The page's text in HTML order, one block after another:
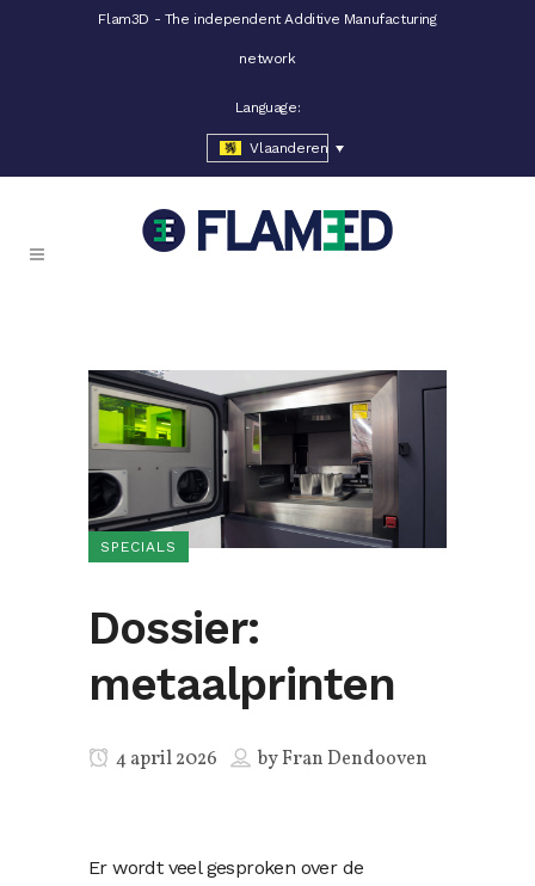
Flam3D - The independent Additive Manufacturing
network
Language:
Vlaanderen
SPECIALS
Dossier:
metaalprinten
4 april 2026 byFran Dendooven
Er wordt veel gesproken over de